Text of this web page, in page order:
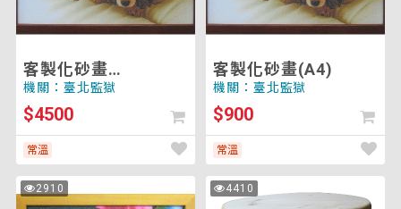
客製化砂畫
(60*80cm)
機關：臺北監獄
$4500
常溫
客製化砂畫(A4)
機關：臺北監獄
$900
常溫
2910
次
瀏
客
製
4410
次
瀏
小